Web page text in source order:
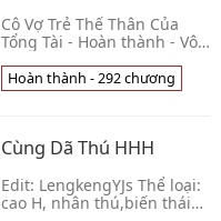
Cô Vợ Trẻ Thế Thân Của
Tổng Tài - Hoàn thành - Vô
ngôn tình hấp dẫn này:
Hôn lễ bi thảm nhất thế
Hoàn thành - 292 chương
Cùng Dã Thú HHH
Edit: LengkengYJs Thể loại:
cao H, nhân thú,biến thái